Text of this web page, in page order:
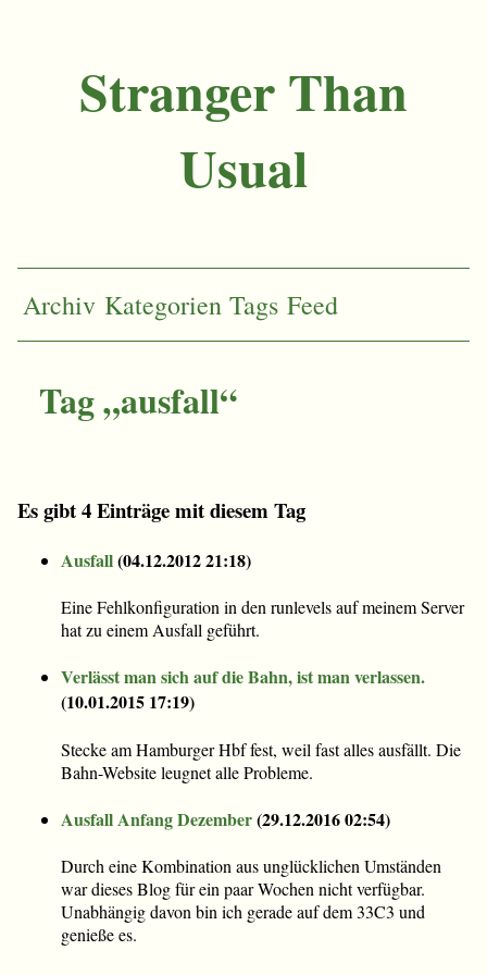
Stranger Than
Usual
Archiv Kategorien Tags Feed
Tag „ausfall“
Es gibt 4 Einträge mit diesem Tag
Ausfall(04.12.2012 21:18)
Eine Fehlkonfiguration in den runlevels auf meinem Server
hat zu einem Ausfall geführt.
Verlässt man sich auf die Bahn, ist man verlassen.
(10.01.2015 17:19)
Stecke am Hamburger Hbf fest, weil fast alles ausfällt. Die
Bahn-Website leugnet alle Probleme.
Ausfall Anfang Dezember(29.12.2016 02:54)
Durch eine Kombination aus unglücklichen Umständen
war dieses Blog für ein paar Wochen nicht verfügbar.
Unabhängig davon bin ich gerade auf dem 33C3 und
genieße es.